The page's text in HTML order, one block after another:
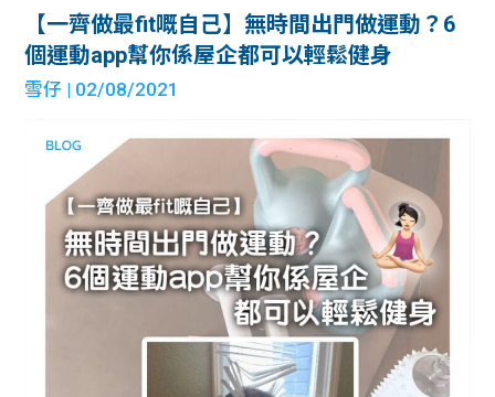
【一齊做最fit嘅自己】無時間出門做運動？6
個運動app幫你係屋企都可以輕鬆健身
雪仔 | 02/08/2021